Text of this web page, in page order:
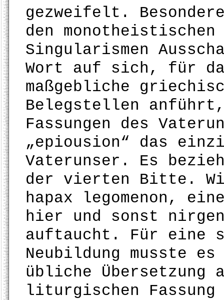
gezweifelt.
den
Singularismen
Wort auf sich, für
maßgebliche
Belegstellen
Fassungen des
„epiousion“ das
Vaterunser. Es
der vierten Bitte.
hapax legomenon,
hier und sonst
auftaucht. Für eine
Neubildung musste es
übliche
liturgischen